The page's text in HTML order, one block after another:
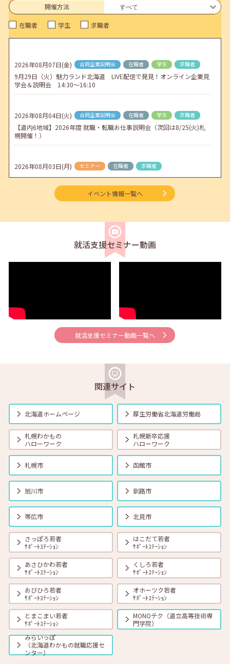
2026年05月01日(金) jobcafeからのお知らせ
連休前後（ゴールデンウィーク）のメールキャリア・アドバイス対応
についてのお知らせ
2026年04月02日(木) jobcafeからのお知らせ
ゴールデンウィーク期間中のご利用について
開催方法
在職者 学生 求職者
2026年08月07日(金) 合同企業説明会 在職者 学生 求職者
9月29日（火）魅力ランド北海道 LIVE配信で発見！オンライン企業見
学会＆説明会 14:30～16:10
2026年08月04日(火) 合同企業説明会 在職者 学生 求職者
【道内6地域】2026年度 就職・転職お仕事説明会（次回は8/25(火)札
幌開催！）
2026年08月03日(月) セミナー 在職者 求職者
【函館・対面】9月4日（金）【未経験可】求人のリアルを知る人事担
当者へのインタビューセミナー 12:50～13:20
【北見・対面】9月16日（水）【未経験可】求人のリアルを知る人事担
当者へのインタビューセミナー 12:40～13:20
2026年08月01日(土) セミナー 在職者 学生 求職者
【オンライン】8月7日（金）こころの健康セルフケア 14:00～14:30
【オンライン】8月13日（木）就職活動のススメ方 14:00～14:30
2026年08月01日(土) セミナー 在職者 学生 求職者
【帯広・対面】8月17日（月）就勝塾 自己分析 ～自分を知って就職活
動～ 14:00～14:40
2026年08月01日(土) セミナー 在職者 学生 求職者
【オンライン】8月18日（火） 転職前に知っておきたい「部下力」ア
ップセミナー～新しい職場で無理なくキャッチアップするためのコミ
ュニケーション術～ 14:00～14:45 定員40名
2026年08月01日(土) 在職者 学生
【函館・対面】8月19日（水）就勝塾 タイプ別「対人ストレス」を減
らす方法 13:30～14:30
2026年08月01日(土) 在職者 学生
【釧路・対面】8月20日（木）就勝塾 いまさら聞けないビジネスマナ
ー 13:30～14:30
2026年08月01日(土) 在職者 学生 求職者
【オンライン】8月20日（木）ビジネスコミュニケーション 報・連・
相 14:00～14:30
イベント情報一覧へ
就活支援セミナー動画
就活支援セミナー動画一覧へ
関連サイト
北海道ホームページ 厚生労働省北海道労働局
札幌わかもの
ハローワーク
札幌新卒応援
ハローワーク
札幌市 函館市
旭川市 釧路市
帯広市 北見市
さっぽろ若者
ｻﾎﾟｰﾄｽﾃｰｼｮﾝ
はこだて若者
ｻﾎﾟｰﾄｽﾃｰｼｮﾝ
あさひかわ若者
ｻﾎﾟｰﾄｽﾃｰｼｮﾝ
くしろ若者
ｻﾎﾟｰﾄｽﾃｰｼｮﾝ
おびひろ若者
ｻﾎﾟｰﾄｽﾃｰｼｮﾝ
オホーツク若者
ｻﾎﾟｰﾄｽﾃｰｼｮﾝ
とまこまい若者
ｻﾎﾟｰﾄｽﾃｰｼｮﾝ
MONOテク（道立高等技術専
門学院）
みらいっぽ
（北海道わかもの就職応援セ
ンター）